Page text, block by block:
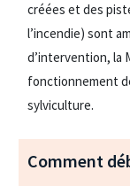
créées et des
l’incendie) sont
d’intervention, la
fonctionnement
sylviculture.
Comment